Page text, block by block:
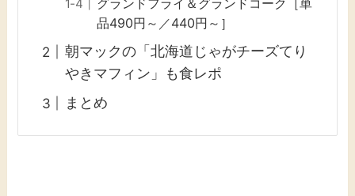
グランドフライ＆グランドコーク［単
品490円～／440円～］
朝マックの「北海道じゃがチーズてり
やきマフィン」も食レポ
まとめ